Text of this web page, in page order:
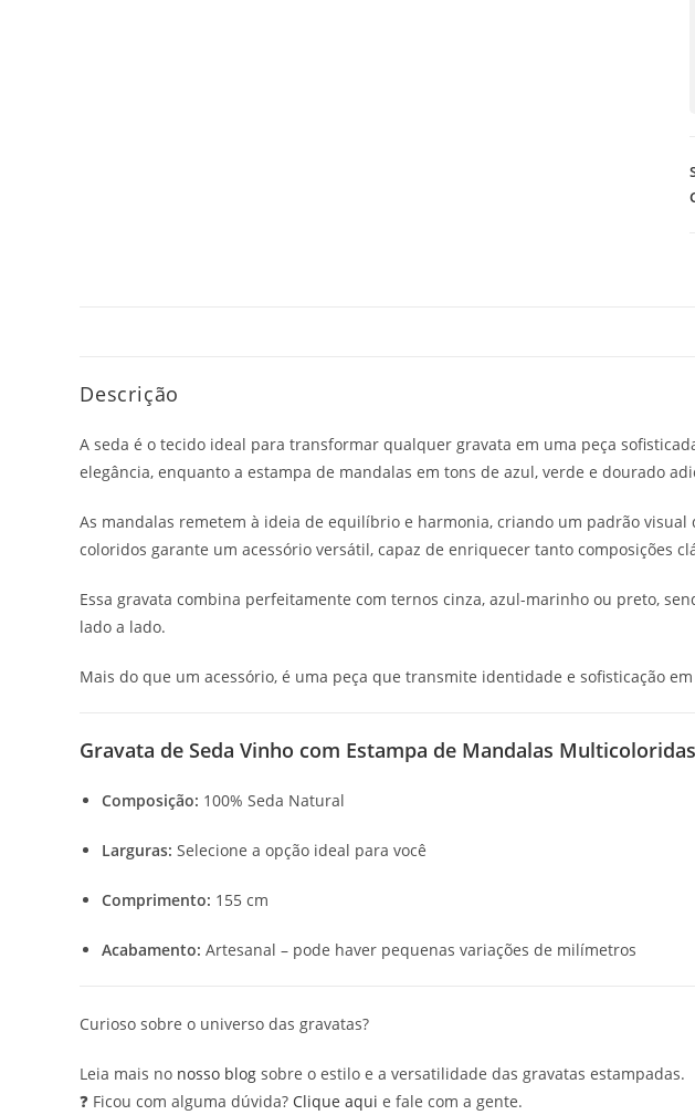
Descrição
A seda é o tecido ideal para transformar qualquer gravata em uma peça
elegância, enquanto a estampa de mandalas em tons de azul, verde e dourado
As mandalas remetem à ideia de equilíbrio e harmonia, criando um padrão
coloridos garante um acessório versátil, capaz de enriquecer tanto composições
Essa gravata combina perfeitamente com ternos cinza, azul-marinho ou preto,
lado a lado.
Mais do que um acessório, é uma peça que transmite identidade e sofisticação
Gravata de Seda Vinho com Estampa de Mandalas Multicoloridas
Composição: 100% Seda Natural
Larguras: Selecione a opção ideal para você
Comprimento: 155 cm
Acabamento: Artesanal – pode haver pequenas variações de milímetros
Curioso sobre o universo das gravatas?
Leia mais no nosso blog sobre o estilo e a versatilidade das gravatas estampadas.
❓ Ficou com alguma dúvida? Clique aqui e fale com a gente.